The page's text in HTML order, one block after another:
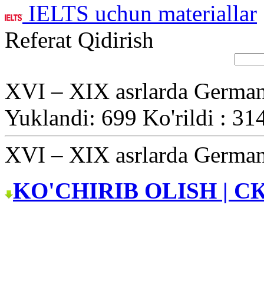
IELTS uchun materiallar
Referat Qidirish
XVI – XIX asrlarda
Yuklandi: 699 Ko'rildi :
XVI – XIX asrlarda
KO'CHIRIB OLISH |